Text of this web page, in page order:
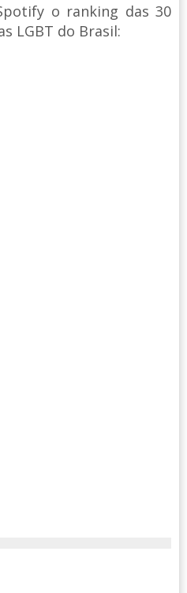
o ranking das 30
LGBT do Brasil: